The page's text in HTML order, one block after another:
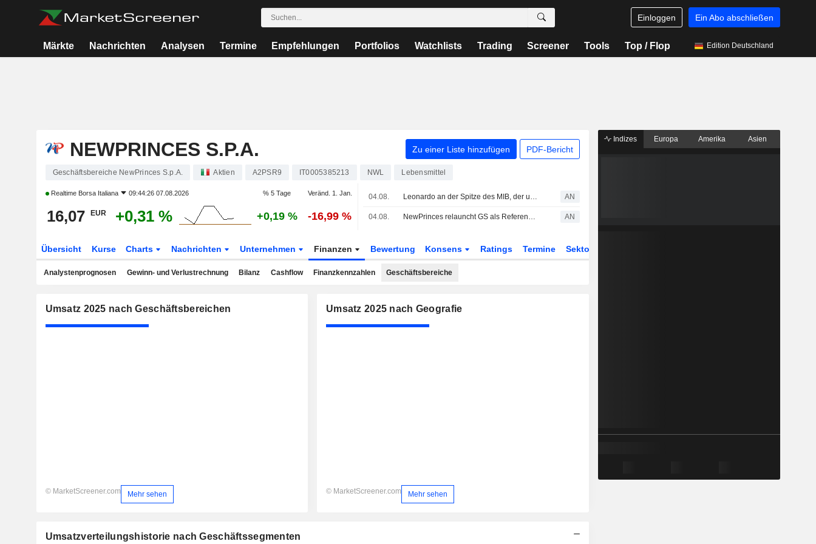
Einloggen Ein Abo abschließen
Märkte Nachrichten Analysen Termine Empfehlungen Portfolios Watchlists Trading Screener Tools Top / Flop Edition Deutschland
NEWPRINCES S.P.A. Zu einer Liste hinzufügen PDF-Bericht
Geschäftsbereiche NewPrinces S.p.A. Aktien A2PSR9 IT0005385213 NWL Lebensmittel
Realtime Borsa Italiana 09:44:26 07.08.2026 % 5 Tage Veränd. 1. Jan.
16,07 EUR +0,31 % +0,19 % -16,99 %
04.08. Leonardo an der Spitze des MIB, der unter Europas Börsen glänzt AN
04.08. NewPrinces relauncht GS als Referenzmarke für den Einzelhandel AN
Übersicht Kurse Charts Nachrichten Unternehmen Finanzen Bewertung Konsens Ratings Termine Sektor
Analystenprognosen Gewinn- und Verlustrechnung Bilanz Cashflow Finanzkennzahlen Geschäftsbereiche
Umsatz 2025 nach Geschäftsbereichen
© MarketScreener.com Mehr sehen
Umsatz 2025 nach Geografie
© MarketScreener.com Mehr sehen
Umsatzverteilungshistorie nach Geschäftssegmenten
Indizes Europa Amerika Asien